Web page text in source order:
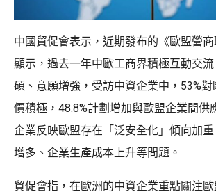
中國貿促會表示，近期發布的《歐盟營商
顯示，過去一年中歐工商界積極互動交
碩、意願增強，受訪中資企業中，53%
價積極，48.8%計劃增加與歐盟企業間供
企業反映歐盟存在「泛安全化」傾向加
增多、企業生產成本上升等問題。
貿促會指，在歐洲的中資企業重點關注